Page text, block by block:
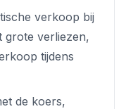
verkoop bij
grote verliezen,
tijdens
de koers,